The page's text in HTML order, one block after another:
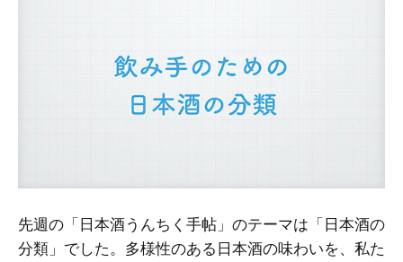
先週の「日本酒うんちく手帖」のテーマは「日本酒の
分類」でした。多様性のある日本酒の味わいを、私た